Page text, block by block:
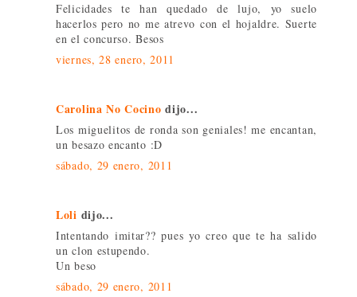
Felicidades te han quedado de lujo, yo suelo
hacerlos pero no me atrevo con el hojaldre. Suerte
en el concurso. Besos
viernes, 28 enero, 2011
Carolina No Cocino dijo...
Los miguelitos de ronda son geniales! me encantan,
un besazo encanto :D
sábado, 29 enero, 2011
Loli dijo...
Intentando imitar?? pues yo creo que te ha salido
un clon estupendo.
Un beso
sábado, 29 enero, 2011